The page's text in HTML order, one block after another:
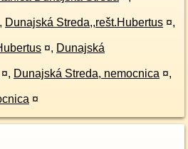
, Dunajská Streda,,rešt.Hubertus ¤,
¤, Dunajská
¤, Dunajská Streda, nemocnica ¤,
¤